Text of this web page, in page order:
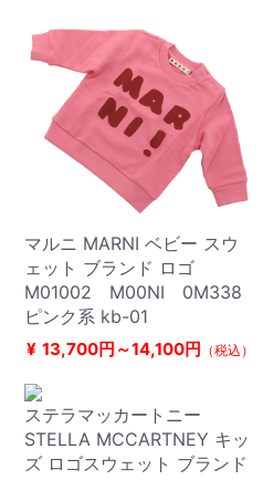
マルニ MARNI ベビー スウ
ェット ブランド ロゴ
M01002 M00NI 0M338
ピンク系 kb-01
¥ 13,700円～14,100円 （税込）
ステラマッカートニー
STELLA MCCARTNEY キッ
ズ ロゴスウェット ブランド